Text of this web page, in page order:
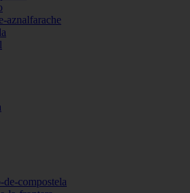
aznalfarache
compostela